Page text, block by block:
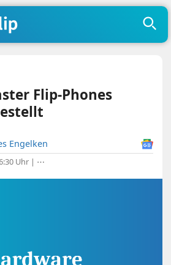
Flip-Phones
Engelken
Uhr | ⋯